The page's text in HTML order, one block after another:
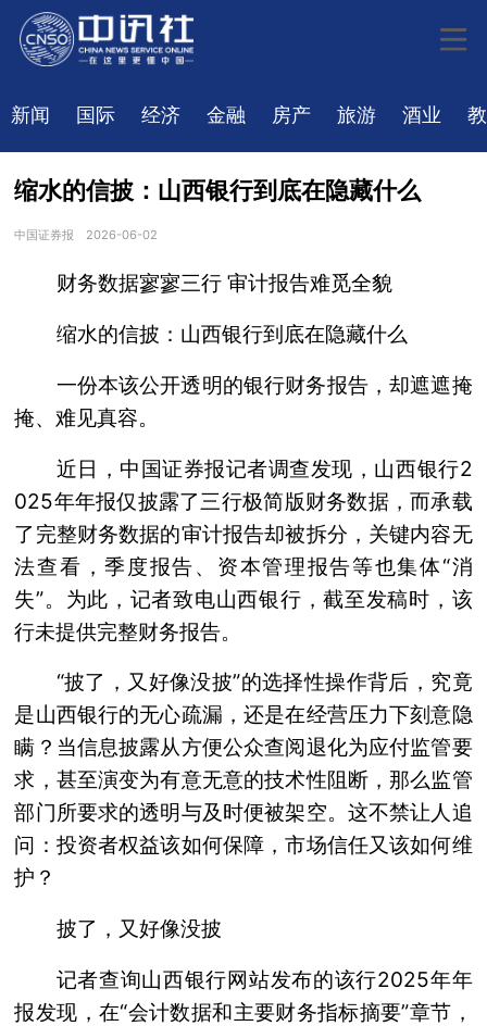
新闻 国际 经济 金融 房产 旅游 酒业
缩水的信披：山西银行到底在隐藏什么
中国证券报 2026-06-02
财务数据寥寥三行 审计报告难觅全貌
缩水的信披：山西银行到底在隐藏什么
一份本该公开透明的银行财务报告，却遮遮掩
掩、难见真容。
近日，中国证券报记者调查发现，山西银行2
025年年报仅披露了三行极简版财务数据，而承载
了完整财务数据的审计报告却被拆分，关键内容无
法查看，季度报告、资本管理报告等也集体“消
失”。为此，记者致电山西银行，截至发稿时，该
行未提供完整财务报告。
“披了，又好像没披”的选择性操作背后，究竟
是山西银行的无心疏漏，还是在经营压力下刻意隐
瞒？当信息披露从方便公众查阅退化为应付监管要
求，甚至演变为有意无意的技术性阻断，那么监管
部门所要求的透明与及时便被架空。这不禁让人追
问：投资者权益该如何保障，市场信任又该如何维
护？
披了，又好像没披
记者查询山西银行网站发布的该行2025年年
报发现，在“会计数据和主要财务指标摘要”章节，